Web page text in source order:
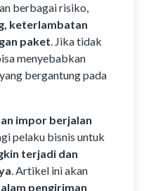
berbagai risiko,
keterlambatan
paket. Jika tidak
menyebabkan
bergantung pada
impor berjalan
pelaku bisnis untuk
terjadi dan
. Artikel ini akan
pengiriman